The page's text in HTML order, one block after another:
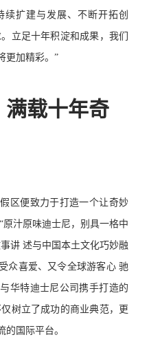
扩建与发展、不断开拓创
立足十年积淀和成果，我们
更加精彩。”
载十年奇
区便致力于打造一个让奇妙
汁原味迪士尼，别具一格中
讲 述与中国本土文化巧妙融
众喜爱、又令全球游客心 驰
华特迪士尼公司携手打造的
树立了成功的商业典范，更
国际平台。